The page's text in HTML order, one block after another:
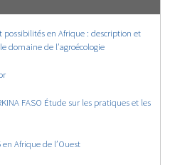
en Afrique : description et
domaine de l’agroécologie
FASO Étude sur les pratiques et les
Afrique de l’Ouest